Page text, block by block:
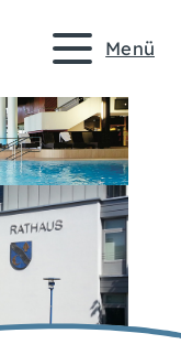
Menü